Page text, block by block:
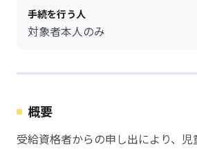
手続を行う人
対象者本人のみ
概要
受給資格者からの申し出により、